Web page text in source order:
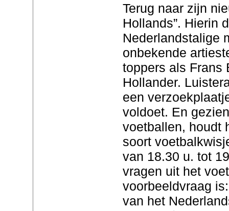
Terug naar zijn
Hollands”. Hierin
Nederlandstalige
onbekende
toppers als Frans
Hollander.
een
voldoet. En
voetballen, houdt
soort
van 18.30 u. tot
vragen uit het
voorbeeldvraag
van het